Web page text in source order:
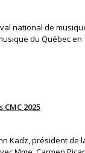
national de
du Québec en
2025
Kadz, président de